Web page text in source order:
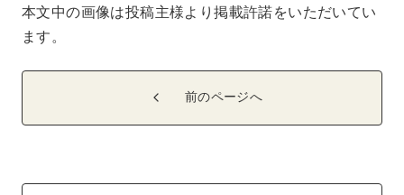
本文中の画像は投稿主様より掲載許諾をいただいてい
ます。
前のページへ